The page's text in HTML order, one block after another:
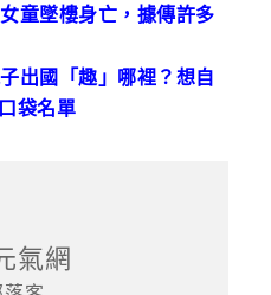
童墜樓身亡，據傳許多
出國「趣」哪裡？想自
袋名單
氣網